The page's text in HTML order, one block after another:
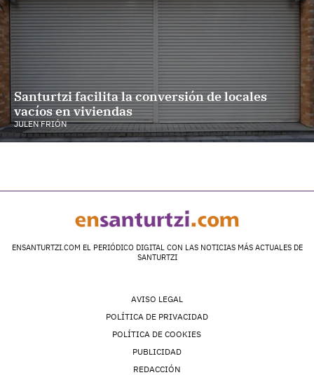
Santurtzi facilita la conversión de locales
vacíos en viviendas
JULEN FRIÓN
ENSANTURTZI.COM EL PERIÓDICO DIGITAL CON LAS NOTICIAS MÁS ACTUALES DE
SANTURTZI
AVISO LEGAL
POLÍTICA DE PRIVACIDAD
POLÍTICA DE COOKIES
PUBLICIDAD
REDACCIÓN